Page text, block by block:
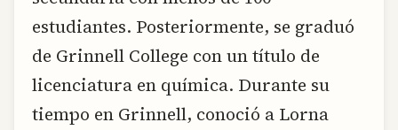
estudiantes. Posteriormente, se graduó
de Grinnell College con un título de
licenciatura en química. Durante su
tiempo en Grinnell, conoció a Lorna